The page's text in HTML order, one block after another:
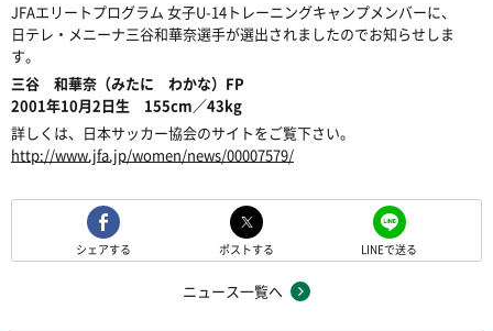
JFAエリートプログラム 女子U-14トレーニングキャンプメンバーに、
日テレ・メニーナ三谷和華奈選手が選出されましたのでお知らせしま
す。
三谷 和華奈（みたに わかな）FP
2001年10月2日生 155cm／43kg
詳しくは、日本サッカー協会のサイトをご覧下さい。
http://www.jfa.jp/women/news/00007579/
シェアする ポストする LINEで送る
ニュース一覧へ